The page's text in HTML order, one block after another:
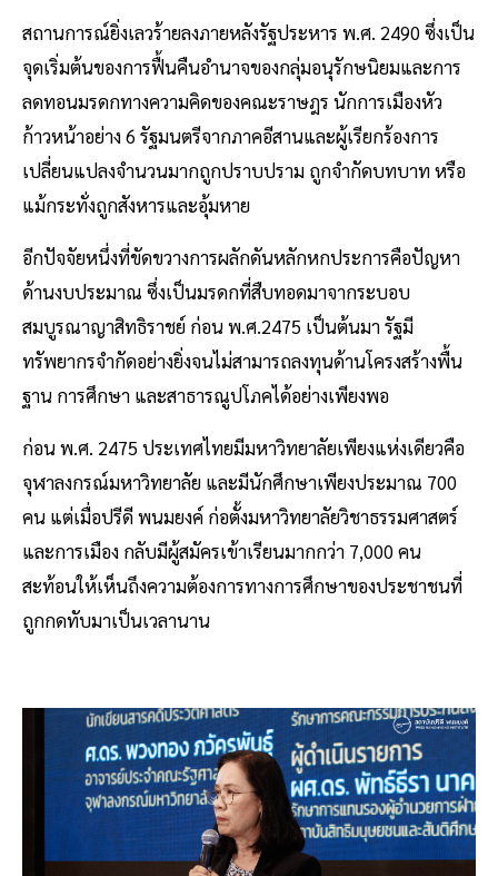
สถานการณ์ยิ่งเลวร้ายลงภายหลังรัฐประหาร พ.ศ. 2490 ซึ่งเป็น
จุดเริ่มต้นของการฟื้นคืนอำนาจของกลุ่มอนุรักษนิยมและการ
ลดทอนมรดกทางความคิดของคณะราษฎร นักการเมืองหัว
ก้าวหน้าอย่าง 6 รัฐมนตรีจากภาคอีสานและผู้เรียกร้องการ
เปลี่ยนแปลงจำนวนมากถูกปราบปราม ถูกจำกัดบทบาท หรือ
แม้กระทั่งถูกสังหารและอุ้มหาย
อีกปัจจัยหนึ่งที่ขัดขวางการผลักดันหลักหกประการคือปัญหา
ด้านงบประมาณ ซึ่งเป็นมรดกที่สืบทอดมาจากระบอบ
สมบูรณาญาสิทธิราชย์ ก่อน พ.ศ.2475 เป็นต้นมา รัฐมี
ทรัพยากรจำกัดอย่างยิ่งจนไม่สามารถลงทุนด้านโครงสร้างพื้น
ฐาน การศึกษา และสาธารณูปโภคได้อย่างเพียงพอ
ก่อน พ.ศ. 2475 ประเทศไทยมีมหาวิทยาลัยเพียงแห่งเดียวคือ
จุฬาลงกรณ์มหาวิทยาลัย และมีนักศึกษาเพียงประมาณ 700
คน แต่เมื่อปรีดี พนมยงค์ ก่อตั้งมหาวิทยาลัยวิชาธรรมศาสตร์
และการเมือง กลับมีผู้สมัครเข้าเรียนมากกว่า 7,000 คน
สะท้อนให้เห็นถึงความต้องการทางการศึกษาของประชาชนที่
ถูกกดทับมาเป็นเวลานาน